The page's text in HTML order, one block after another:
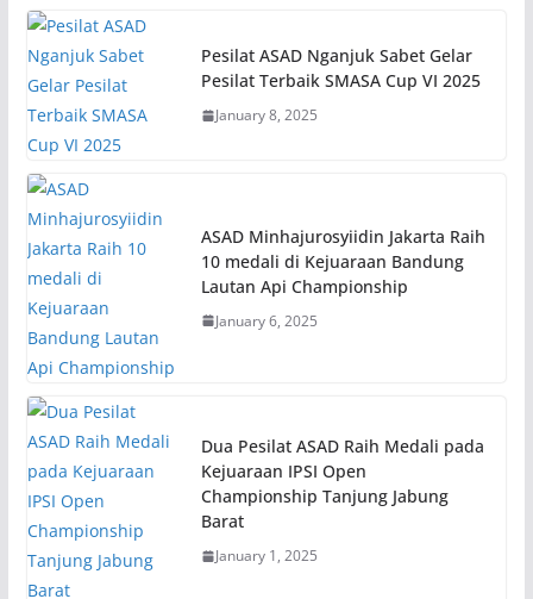
Pesilat ASAD Nganjuk Sabet Gelar
Pesilat Terbaik SMASA Cup VI 2025
January 8, 2025
ASAD Minhajurosyiidin Jakarta Raih
10 medali di Kejuaraan Bandung
Lautan Api Championship
January 6, 2025
Dua Pesilat ASAD Raih Medali pada
Kejuaraan IPSI Open
Championship Tanjung Jabung
Barat
January 1, 2025